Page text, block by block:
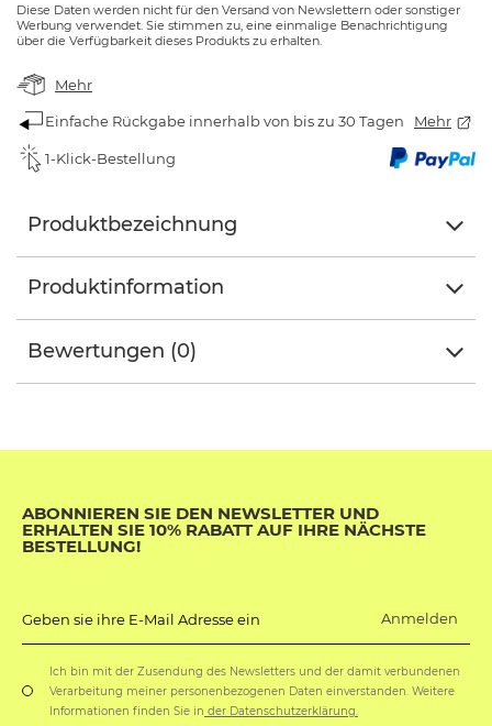
Diese Daten werden nicht für den Versand von Newslettern oder sonstiger
Werbung verwendet. Sie stimmen zu, eine einmalige Benachrichtigung
über die Verfügbarkeit dieses Produkts zu erhalten.
Mehr
Einfache Rückgabe innerhalb von bis zu 30 Tagen Mehr
1-Klick-Bestellung
Produktbezeichnung
Produktinformation
Bewertungen (0)
ABONNIEREN SIE DEN NEWSLETTER UND
ERHALTEN SIE 10% RABATT AUF IHRE NÄCHSTE
BESTELLUNG!
Geben sie ihre E-Mail Adresse ein Anmelden
Ich bin mit der Zusendung des Newsletters und der damit verbundenen
Verarbeitung meiner personenbezogenen Daten einverstanden. Weitere
Informationen finden Sie in der Datenschutzerklärung.